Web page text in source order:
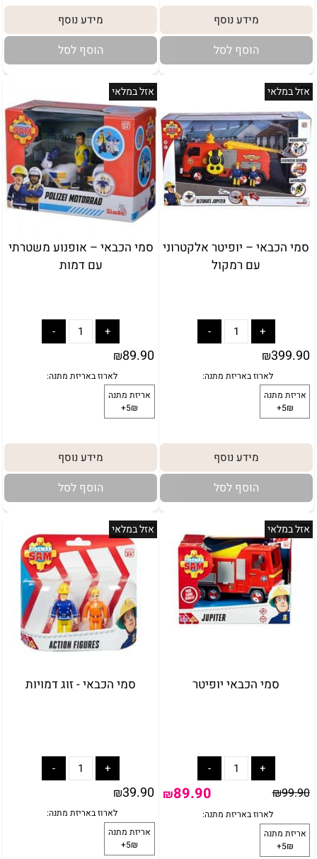
מתנה:
לארוז באריזת מתנה:
5₪+
מתנה:
לארוז באריזת מתנה:
5₪+
מידע נוסף
הוסף לסל
מידע נוסף
הוסף לסל
אזל במלאי
סמי הכבאי – יופיטר אלקטרוני
עם רמקול
₪399.90
מידע נוסף
הוסף לסל
אזל במלאי
סמי הכבאי – אופנוע משטרתי
עם דמות
₪89.90
מידע נוסף
הוסף לסל
אזל במלאי
סמי הכבאי יופיטר
₪99.90
₪89.90
אזל במלאי
סמי הכבאי - זוג דמויות
₪39.90